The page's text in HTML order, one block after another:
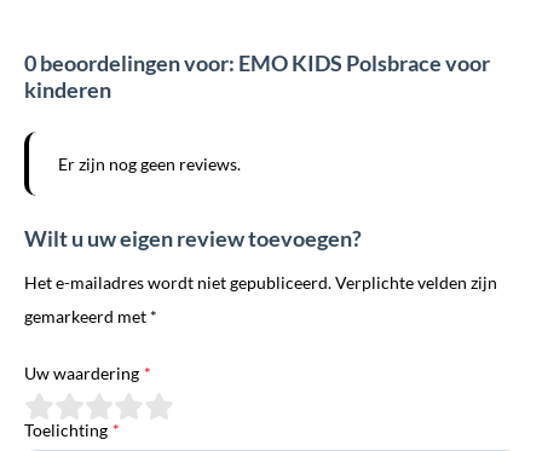
0 beoordelingen voor: EMO KIDS Polsbrace voor
kinderen
Er zijn nog geen reviews.
Wilt u uw eigen review toevoegen?
Het e-mailadres wordt niet gepubliceerd. Verplichte velden zijn
gemarkeerd met *
Uw waardering *
Toelichting *